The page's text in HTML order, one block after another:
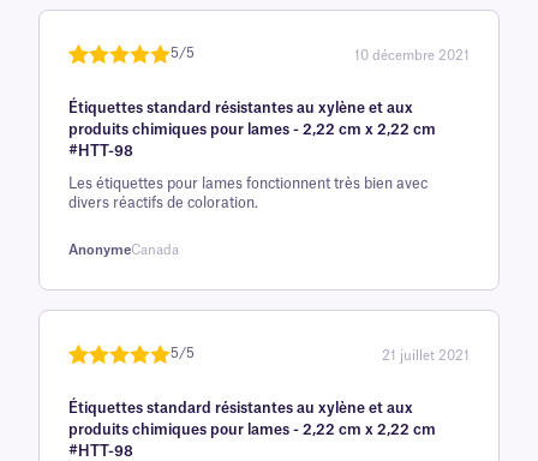
avis client
5 sur la
base d'
client
5/5 10 décembre 2021
Étiquettes standard résistantes au xylène et aux
produits chimiques pour lames - 2,22 cm x 2,22 cm
#HTT-98
Les étiquettes pour lames fonctionnent très bien avec
divers réactifs de coloration.
AnonymeCanada
5 sur la
base d'
5/5 21 juillet 2021
Étiquettes standard résistantes au xylène et aux
produits chimiques pour lames - 2,22 cm x 2,22 cm
#HTT-98